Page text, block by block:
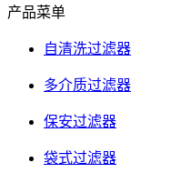
产品菜单
自清洗过滤器
多介质过滤器
保安过滤器
袋式过滤器